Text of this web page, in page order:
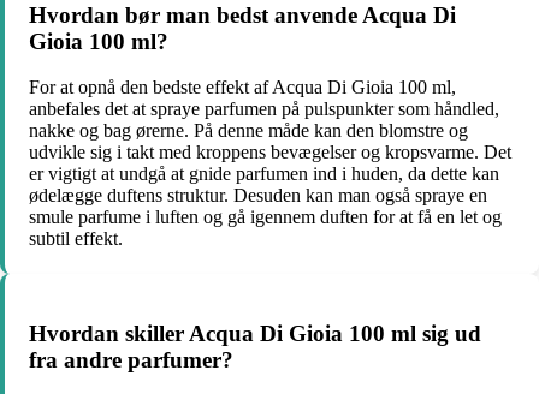
Hvordan bør man bedst anvende Acqua Di
Gioia 100 ml?
For at opnå den bedste effekt af Acqua Di Gioia 100 ml,
anbefales det at spraye parfumen på pulspunkter som håndled,
nakke og bag ørerne. På denne måde kan den blomstre og
udvikle sig i takt med kroppens bevægelser og kropsvarme. Det
er vigtigt at undgå at gnide parfumen ind i huden, da dette kan
ødelægge duftens struktur. Desuden kan man også spraye en
smule parfume i luften og gå igennem duften for at få en let og
subtil effekt.
Hvordan skiller Acqua Di Gioia 100 ml sig ud
fra andre parfumer?